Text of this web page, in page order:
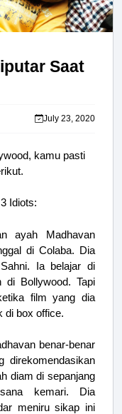
Saat
July 23, 2020
kamu pasti
Idiots:
ayah Madhavan
di Colaba. Dia
Ia belajar di
di Bollywood. Tapi
film yang dia
di box office.
benar-benar
direkomendasikan
diam di sepanjang
kemari. Dia
meniru sikap ini